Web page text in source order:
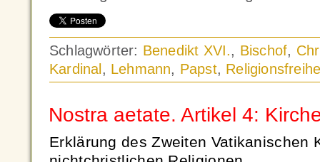
Schlagwörter: Benedikt XVI., Bischof,
Kardinal , Lehmann, Papst,
Nostra aetate. Artikel 4:
Erklärung des Zweiten Vatikanischen